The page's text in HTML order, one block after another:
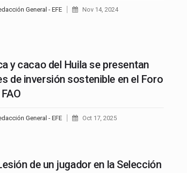
General - EFE Nov 14, 2024
y cacao del Huila se presentan
de inversión sostenible en el Foro
General - EFE Oct 17, 2025
de un jugador en la Selección